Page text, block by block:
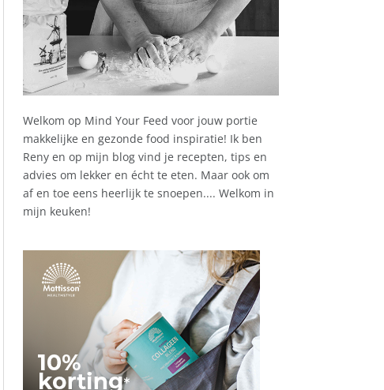
Welkom op Mind Your Feed voor jouw portie
makkelijke en gezonde food inspiratie! Ik ben
Reny en op mijn blog vind je recepten, tips en
advies om lekker en écht te eten. Maar ook om
af en toe eens heerlijk te snoepen.... Welkom in
mijn keuken!